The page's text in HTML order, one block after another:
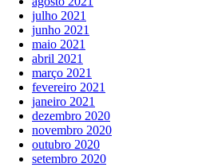
julho 2021
junho 2021
maio 2021
abril 2021
março 2021
fevereiro 2021
janeiro 2021
dezembro 2020
novembro 2020
outubro 2020
setembro 2020